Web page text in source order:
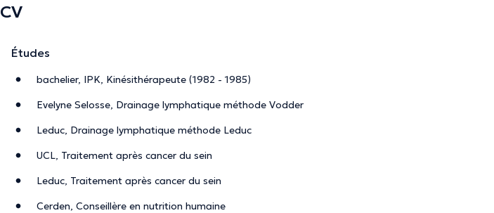
CV
Études
bachelier, IPK, Kinésithérapeute (1982 - 1985)
Evelyne Selosse, Drainage lymphatique méthode Vodder
Leduc, Drainage lymphatique méthode Leduc
UCL, Traitement après cancer du sein
Leduc, Traitement après cancer du sein
Cerden, Conseillère en nutrition humaine